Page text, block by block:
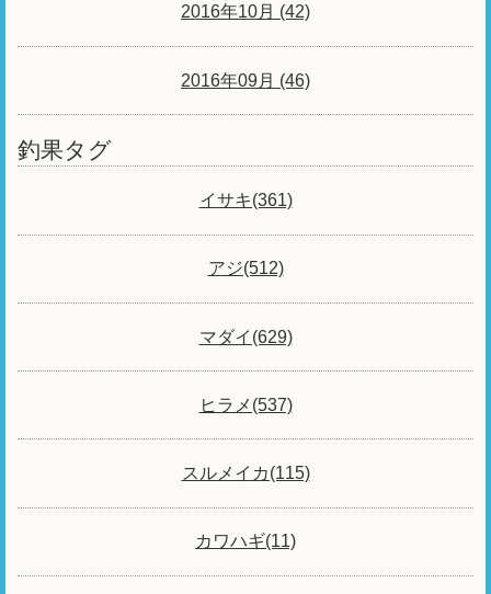
2016年10月 (42)
2016年09月 (46)
釣果タグ
イサキ(361)
アジ(512)
マダイ(629)
ヒラメ(537)
スルメイカ(115)
カワハギ(11)